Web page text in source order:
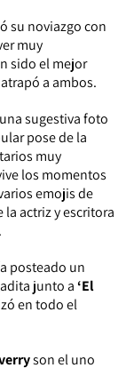
su noviazgo con
muy
sido el mejor
a ambos.
sugestiva foto
pose de la
muy
los momentos
emojis de
actriz y escritora
posteado un
junto a‘El
en todo el
son el uno